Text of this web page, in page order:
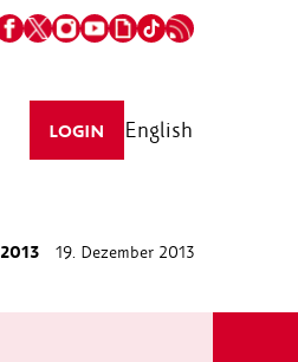
LOGIN English
2013 19. Dezember 2013